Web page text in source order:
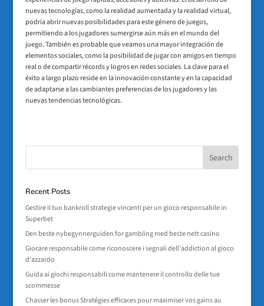
nuevas tecnologías, como la realidad aumentada y la realidad virtual,
podría abrir nuevas posibilidades para este género de juegos,
permitiendo a los jugadores sumergirse aún más en el mundo del
juego. También es probable que veamos una mayor integración de
elementos sociales, como la posibilidad de jugar con amigos en tiempo
real o de compartir récords y logros en redes sociales. La clave para el
éxito a largo plazo reside en la innovación constante y en la capacidad
de adaptarse a las cambiantes preferencias de los jugadores y las
nuevas tendencias tecnológicas.
Recent Posts
Gestire il tuo bankroll strategie vincenti per un gioco responsabile in
Superbet
Den beste nybegynnerguiden for gambling med beste nett casino
Giocare responsabile come riconoscere i segnali dell'addiction al gioco
d'azzardo
Guida ai giochi responsabili come mantenere il controllo delle tue
scommesse
Chasser les bonus Stratégies efficaces pour maximiser vos gains au